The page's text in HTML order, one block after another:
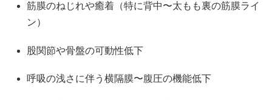
筋膜のねじれや癒着（特に背中〜太もも裏の筋膜ライ
ン）
股関節や骨盤の可動性低下
呼吸の浅さに伴う横隔膜〜腹圧の機能低下